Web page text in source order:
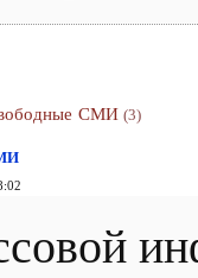
СМИ (3)